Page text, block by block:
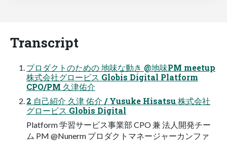
Transcript
プロダクトのための 地味な動き @地味PM meetup
株式会社グロービス Globis Digital Platform
CPO/PM 久津佑介
2 自己紹介 久津 佑介 / Yusuke Hisatsu 株式会社
グロービス Globis Digital
Platform 学習サービス事業部 CPO 兼 法人開発チー
ム PM @Nunerm プロダクトマネージャーカンファ